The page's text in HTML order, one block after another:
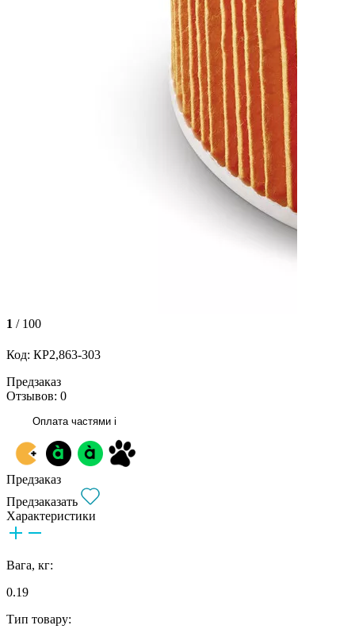
1 / 100
Код: КР2,863-303
Предзаказ
Отзывов: 0
Оплата частями i
Предзаказ
Предзаказать
Характеристики
Вага, кг:
0.19
Тип товару: